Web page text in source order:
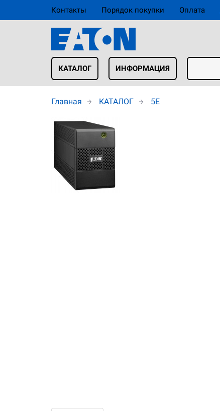
Контакты Порядок покупки Оплата
КАТАЛОГ ИНФОРМАЦИЯ
Главная КАТАЛОГ 5E